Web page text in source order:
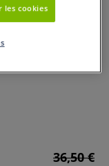
36,50 €
les cookies